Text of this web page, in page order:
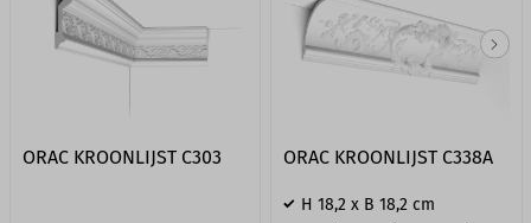
ORAC KROONLIJST C303 ORAC KROONLIJST C338A
H 18,2 x B 18,2 cm